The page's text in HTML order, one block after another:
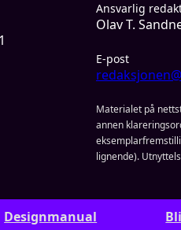
Ansvarlig
Olav T.
E-post
Materialet på
annen
lignende).
Designmanual